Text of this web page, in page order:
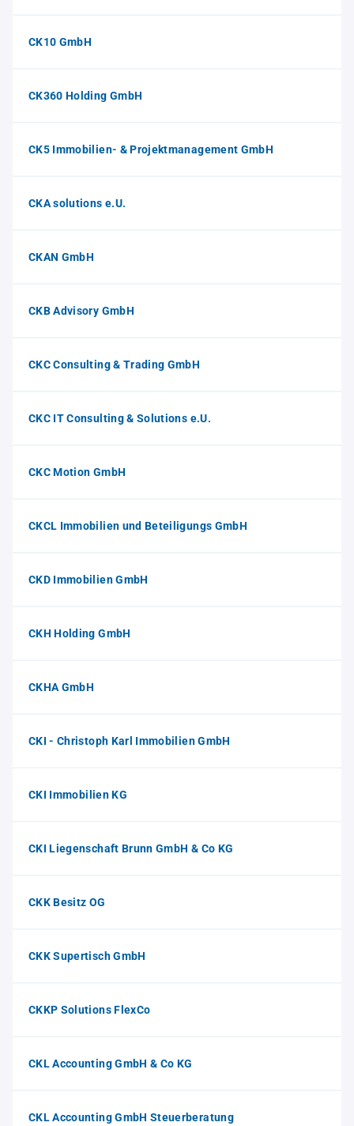
CK10 GmbH
CK360 Holding GmbH
CK5 Immobilien- & Projektmanagement GmbH
CKA solutions e.U.
CKAN GmbH
CKB Advisory GmbH
CKC Consulting & Trading GmbH
CKC IT Consulting & Solutions e.U.
CKC Motion GmbH
CKCL Immobilien und Beteiligungs GmbH
CKD Immobilien GmbH
CKH Holding GmbH
CKHA GmbH
CKI - Christoph Karl Immobilien GmbH
CKI Immobilien KG
CKI Liegenschaft Brunn GmbH & Co KG
CKK Besitz OG
CKK Supertisch GmbH
CKKP Solutions FlexCo
CKL Accounting GmbH & Co KG
CKL Accounting GmbH Steuerberatung